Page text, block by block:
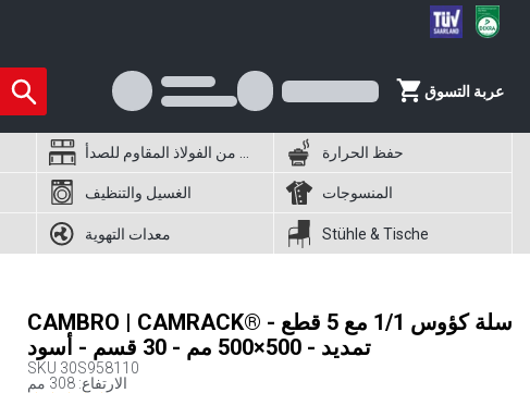
عربة التسوق
حفظ الحرارة
الغسيل والتنظيف المنسوجات
معدات التهوية Stühle & Tische
CAMBRO | CAMRACK® - سلة كؤوس 1/1 مع 5 قطع
تمديد - 500×500 مم - 30 قسم - أسود
SKU 30S958110
الارتفاع: 308 مم